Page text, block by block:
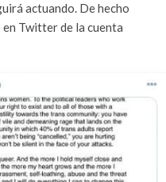
actuando. De hecho
en Twitter de la cuenta